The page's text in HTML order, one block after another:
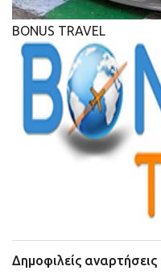
BONUS TRAVEL
Δημοφιλείς αναρτήσεις